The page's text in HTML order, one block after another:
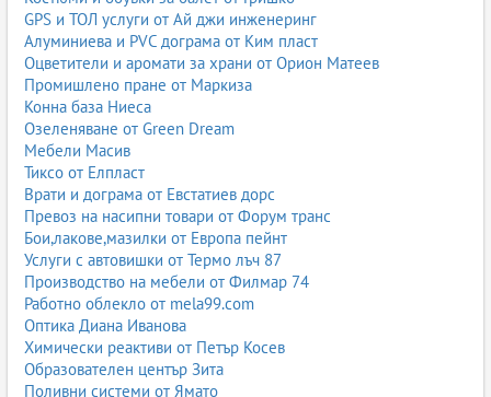
GPS и ТОЛ услуги от Ай джи инженеринг
Алуминиева и PVC дограма от Ким пласт
Оцветители и аромати за храни от Орион Матеев
Промишлено пране от Маркиза
Конна база Ниеса
Озеленяване от Green Dream
Мебели Масив
Тиксо от Елпласт
Врати и дограма от Евстатиев дорс
Превоз на насипни товари от Форум транс
Бои,лакове,мазилки от Европа пейнт
Услуги с автовишки от Термо лъч 87
Производство на мебели от Филмар 74
Работно облекло от mela99.com
Оптика Диана Иванова
Химически реактиви от Петър Косев
Образователен център Зита
Поливни системи от Ямато